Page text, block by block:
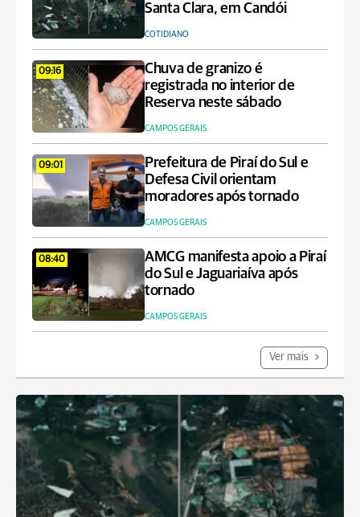
Santa Clara, em Candói
COTIDIANO
09:16
Chuva de granizo é
registrada no interior de
Reserva neste sábado
CAMPOS GERAIS
09:01
Prefeitura de Piraí do Sul e
Defesa Civil orientam
moradores após tornado
CAMPOS GERAIS
08:40
AMCG manifesta apoio a Piraí
do Sul e Jaguariaíva após
tornado
CAMPOS GERAIS
Ver mais